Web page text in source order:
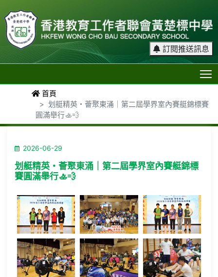
訂閱推送訊息
首頁
划艇精英・薈聚東涌｜第二屆學界室內賽艇錦標賽
圓滿舉行🚣💨
2026-06-29
划艇精英・薈聚東涌｜第二屆學界室內賽艇錦標
賽圓滿舉行🚣💨